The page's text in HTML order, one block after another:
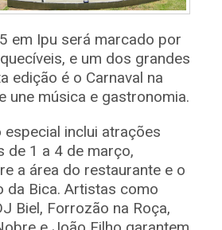
em Ipu será marcado por
e um dos grandes
edição é o Carnaval na
une música e gastronomia.
inclui atrações
de 1 a 4 de março,
a área do restaurante e o
da Bica. Artistas como
Biel, Forrozão na Roça,